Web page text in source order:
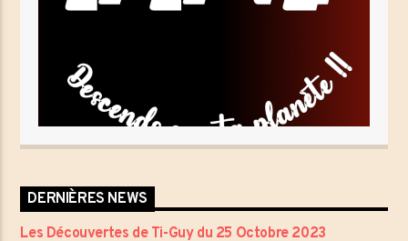
DERNIÈRES NEWS
Les Découvertes de Ti-Guy du 25 Octobre 2023